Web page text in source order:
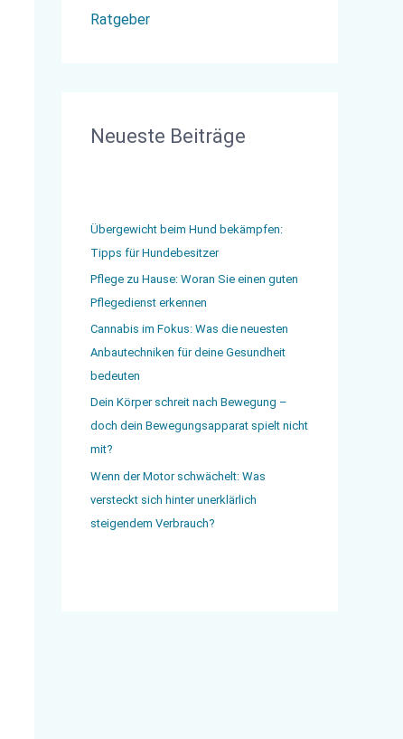
Ratgeber
Neueste Beiträge
Übergewicht beim Hund bekämpfen:
Tipps für Hundebesitzer
Pflege zu Hause: Woran Sie einen guten
Pflegedienst erkennen
Cannabis im Fokus: Was die neuesten
Anbautechniken für deine Gesundheit
bedeuten
Dein Körper schreit nach Bewegung –
doch dein Bewegungsapparat spielt nicht
mit?
Wenn der Motor schwächelt: Was
versteckt sich hinter unerklärlich
steigendem Verbrauch?